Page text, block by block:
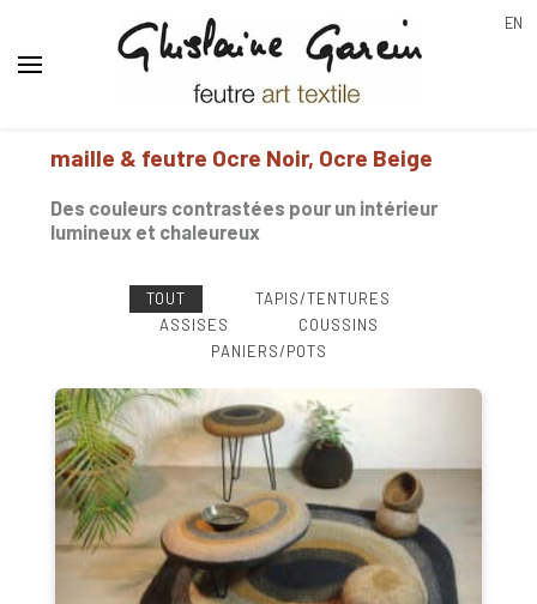
Les Ocre
maille & feutre Ocre Noir, Ocre Beige
Des couleurs contrastées pour un intérieur
lumineux et chaleureux
TOUT
TAPIS/TENTURES
ASSISES
COUSSINS
PANIERS/POTS
EN